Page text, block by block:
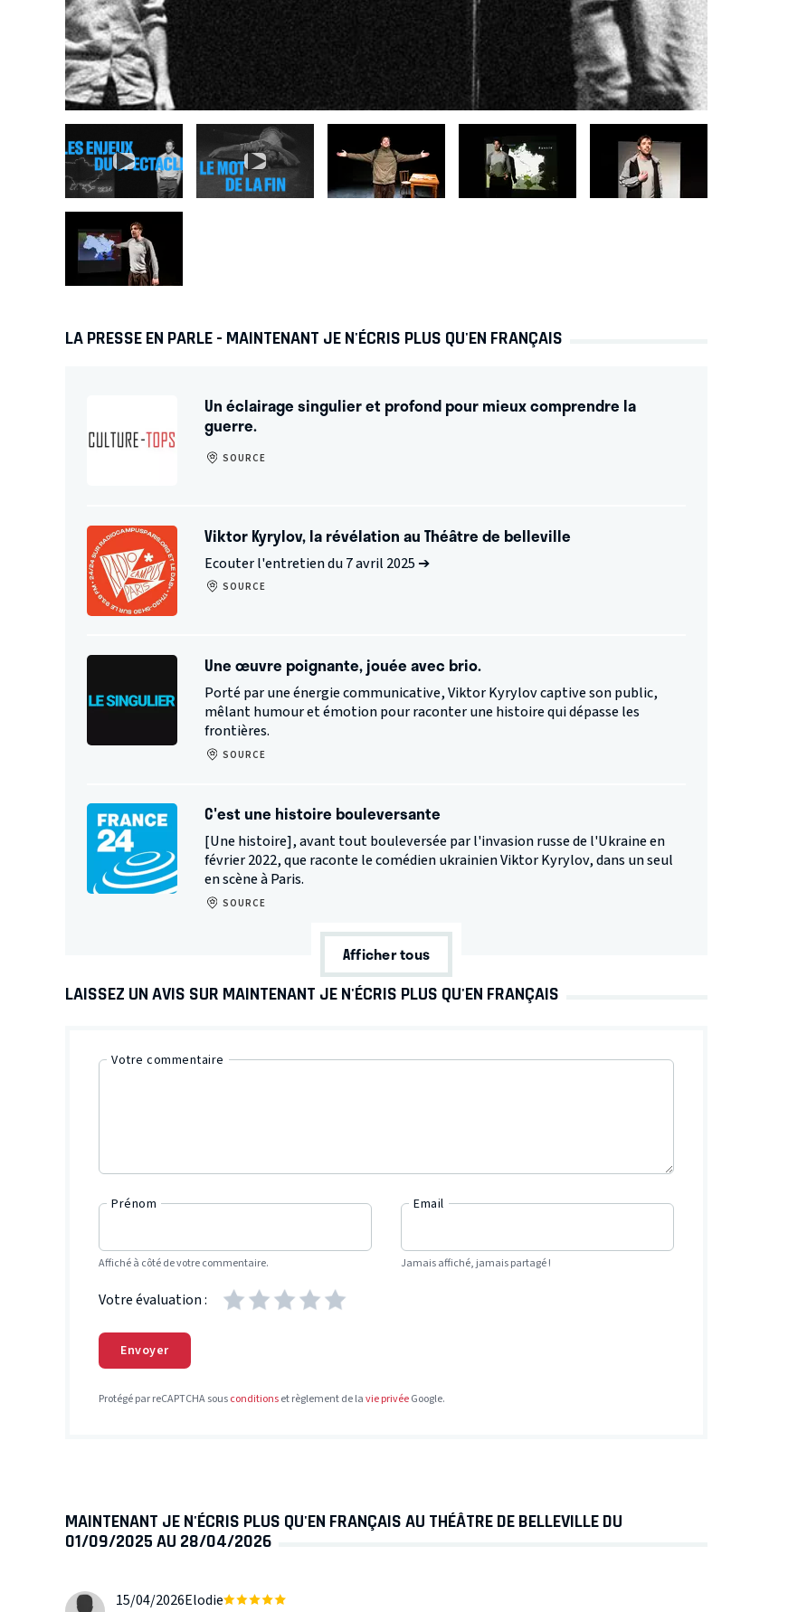
LA PRESSE EN PARLE - MAINTENANT JE N'ÉCRIS PLUS QU'EN FRANÇAIS
Un éclairage singulier et profond pour mieux comprendre la
guerre.
SOURCE
Viktor Kyrylov, la révélation au Théâtre de belleville
Ecouter l'entretien du 7 avril 2025 ➔
SOURCE
Une œuvre poignante, jouée avec brio.
Porté par une énergie communicative, Viktor Kyrylov captive son public,
mêlant humour et émotion pour raconter une histoire qui dépasse les
frontières.
SOURCE
C'est une histoire bouleversante
[Une histoire], avant tout bouleversée par l'invasion russe de l'Ukraine en
février 2022, que raconte le comédien ukrainien Viktor Kyrylov, dans un seul
en scène à Paris.
SOURCE
Afficher tous
LAISSEZ UN AVIS SUR MAINTENANT JE N'ÉCRIS PLUS QU'EN FRANÇAIS
Votre commentaire
Prénom
Affiché à côté de votre commentaire.
Email
Jamais affiché, jamais partagé !
Votre évaluation :
Envoyer
Protégé par reCAPTCHA sousconditionset règlement de lavie privéeGoogle.
MAINTENANT JE N'ÉCRIS PLUS QU'EN FRANÇAIS AU THÉÂTRE DE BELLEVILLE DU
01/09/2025 AU 28/04/2026
15/04/2026Elodie